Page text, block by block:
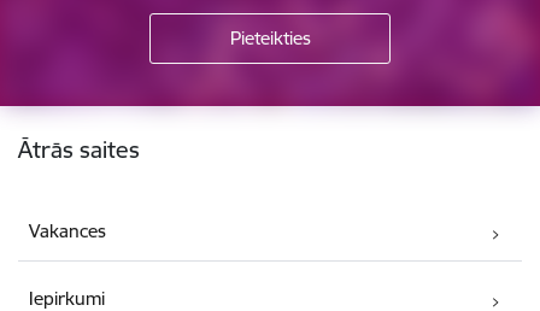
Kājene
Ātrās saites
Vakances
Iepirkumi